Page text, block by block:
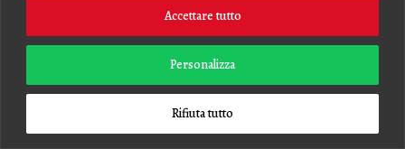
Personalizza
Rifiuta tutto
Accettare tutto